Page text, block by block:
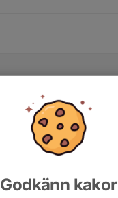
v.34
Godkänn kakor